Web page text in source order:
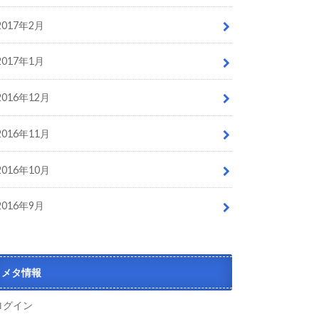
年2月
年1月
年12月
年11月
年10月
年9月
メタ情報
グイン